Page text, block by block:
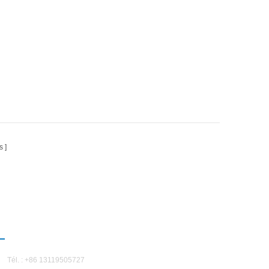
Tél. : +86 13119505727